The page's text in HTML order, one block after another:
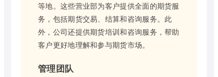
等地。这些营业部为客户提供全面的期货服
务，包括期货交易、结算和咨询服务。此
外，公司还提供期货培训和咨询服务，帮助
客户更好地理解和参与期货市场。
管理团队